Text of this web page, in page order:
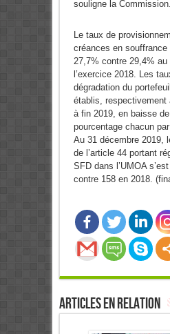
souligne la Commission.
Le taux de
créances en
27,7% contre 29,4% au
l’exercice 2018. Les
dégradation du
établis, respectivement
à fin 2019, en baisse
pourcentage chacun
Au 31 décembre 2019,
de l’article 44 portant
SFD dans l’UMOA
contre 158 en 2018.
Articles en relation